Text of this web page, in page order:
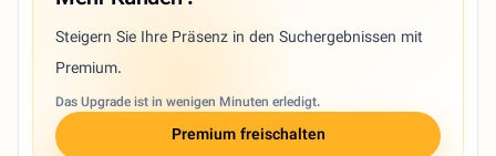
Steigern Sie Ihre Präsenz in den Suchergebnissen mit
Premium.
Das Upgrade ist in wenigen Minuten erledigt.
Premium freischalten